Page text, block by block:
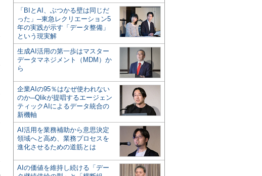
「BIとAI、ぶつかる壁は同じだ
った」─東急レクリエーション5
年の実践が示す「データ整備」
という現実解
生成AI活用の第一歩はマスター
データマネジメント（MDM）か
ら
企業AIの95％はなぜ使われない
のか─Qlikが提唱するエージェン
ティックAIによるデータ統合の
新機軸
AI活用を業務補助から意思決定
領域へと高め、業務プロセスを
進化させるための道筋とは
AIの価値を維持し続ける「デー